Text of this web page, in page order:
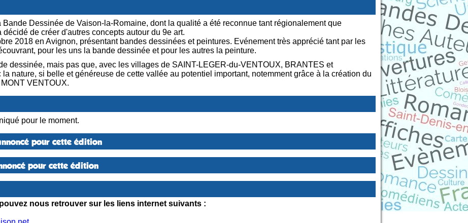
Dessinée de Vaison-la-Romaine, dont la qualité a été reconnue tant régionalement que
de créer d'autres concepts autour du 9e art.
2018 en Avignon, présentant bandes dessinées et peintures. Evénement très apprécié tant par les
pour les uns la bande dessinée et pour les autres la peinture.
dessinée, mais pas que, avec les villages de SAINT-LEGER-du-VENTOUX, BRANTES et
nature, si belle et généreuse de cette vallée au potentiel important, notemment grâce à la création du
VENTOUX.
pour le moment.
pour cette édition
pour cette édition
nous retrouver sur les liens internet suivants :